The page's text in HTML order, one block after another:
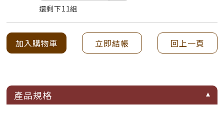
還剩下11組
加入購物車 立即結帳 回上一頁
產品規格